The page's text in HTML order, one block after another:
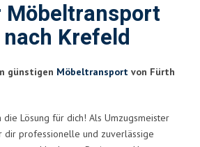
Möbeltransport
Krefeld
günstigen Möbeltransport von Fürth
die Lösung für dich! Als Umzugsmeister
dir professionelle und zuverlässige